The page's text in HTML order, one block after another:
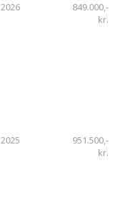
2026
849.000,-
kr.
2025
951.500,-
kr.